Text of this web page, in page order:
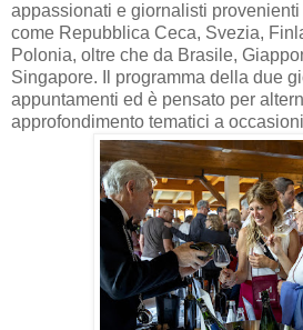
appassionati e giornalisti
come Repubblica Ceca, Svezia,
Polonia, oltre che da Brasile,
Singapore. Il programma della due
appuntamenti ed è pensato per
approfondimento tematici a